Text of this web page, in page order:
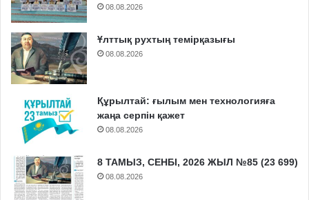
08.08.2026
Ұлттық рухтың темірқазығы
08.08.2026
Құрылтай: ғылым мен технологияға
жаңа серпін қажет
08.08.2026
8 ТАМЫЗ, СЕНБІ, 2026 ЖЫЛ №85 (23 699)
08.08.2026